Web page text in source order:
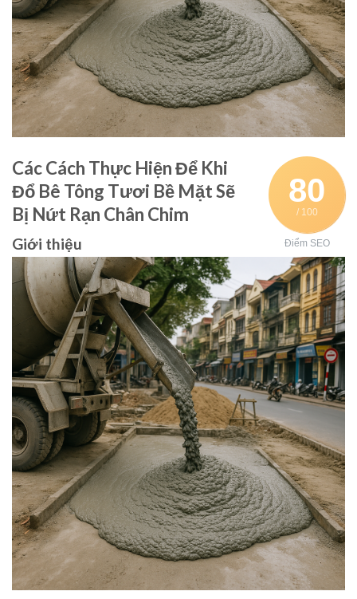
80
/ 100
Điểm SEO
Các Cách Thực Hiện Để Khi
Đổ Bê Tông Tươi Bề Mặt Sẽ
Bị Nứt Rạn Chân Chim
Giới thiệu